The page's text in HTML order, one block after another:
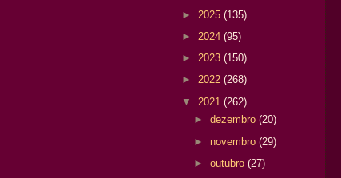
► 2025 (135)
► 2024 (95)
► 2023 (150)
► 2022 (268)
▼ 2021 (262)
►dezembro(20)
► novembro(29)
►outubro(27)